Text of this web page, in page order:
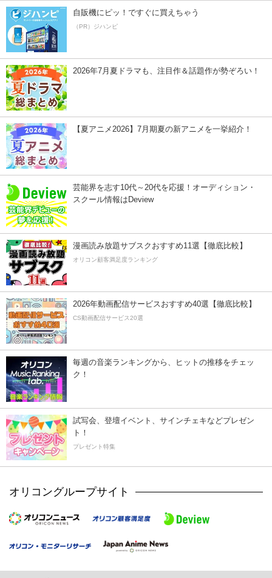
自販機にピッ！ですぐに買えちゃう
（PR）ジハンピ
2026年7月夏ドラマも、注目作＆話題作が勢ぞろい！
【夏アニメ2026】7月期夏の新アニメを一挙紹介！
芸能界を志す10代～20代を応援！オーディション・
スクール情報はDeview
漫画読み放題サブスクおすすめ11選【徹底比較】
オリコン顧客満足度ランキング
2026年動画配信サービスおすすめ40選【徹底比較】
CS動画配信サービス20選
毎週の音楽ランキングから、ヒットの推移をチェッ
ク！
試写会、登壇イベント、サインチェキなどプレゼン
ト！
プレゼント特集
オリコングループサイト